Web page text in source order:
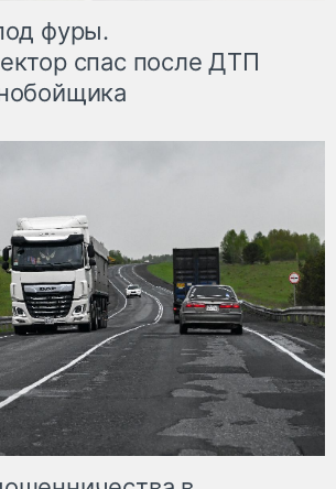
фуры.
спас после ДТП